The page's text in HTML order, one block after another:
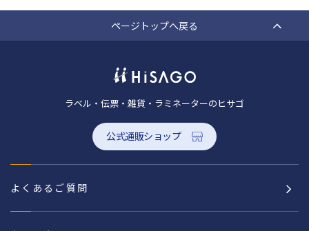
ページトップへ戻る
ラベル・伝票・雑貨・ラミネーターのヒサゴ
公式通販ショップ
よくあるご質問